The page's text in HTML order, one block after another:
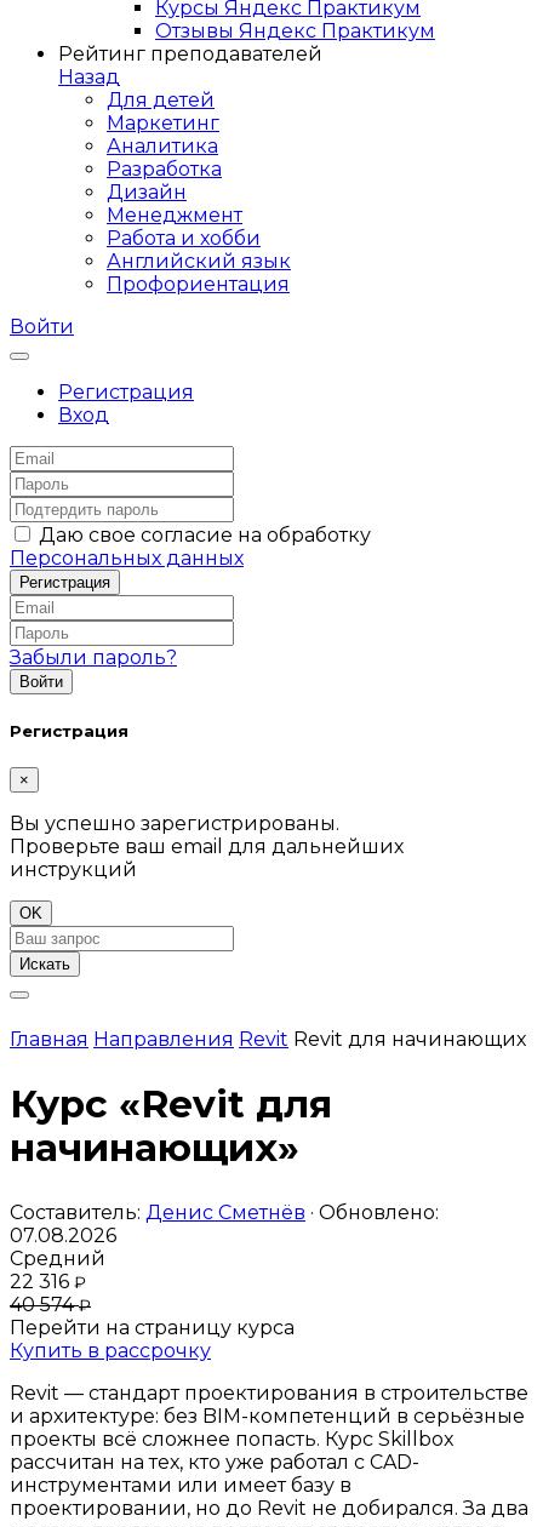
Курсы Яндекс Практикум
Отзывы Яндекс Практикум
Рейтинг преподавателей
Назад
Для детей
Маркетинг
Аналитика
Разработка
Дизайн
Менеджмент
Работа и хобби
Английский язык
Профориентация
Войти
Регистрация
Вход
Даю свое согласие на обработку
Персональных данных
Забыли пароль?
Регистрация
×
Вы успешно зарегистрированы.
Проверьте ваш email для дальнейших
инструкций
OK
Искать
Главная Направления Revit Revit для начинающих
Курс «Revit для
начинающих»
Составитель: Денис Сметнёв · Обновлено:
07.08.2026
Средний
22 316 ₽
40 574₽
Перейти на страницу курса
Купить в рассрочку
Revit — стандарт проектирования в строительстве
и архитектуре: без BIM-компетенций в серьёзные
проекты всё сложнее попасть. Курс Skillbox
рассчитан на тех, кто уже работал с CAD-
инструментами или имеет базу в
проектировании, но до Revit не добирался. За два